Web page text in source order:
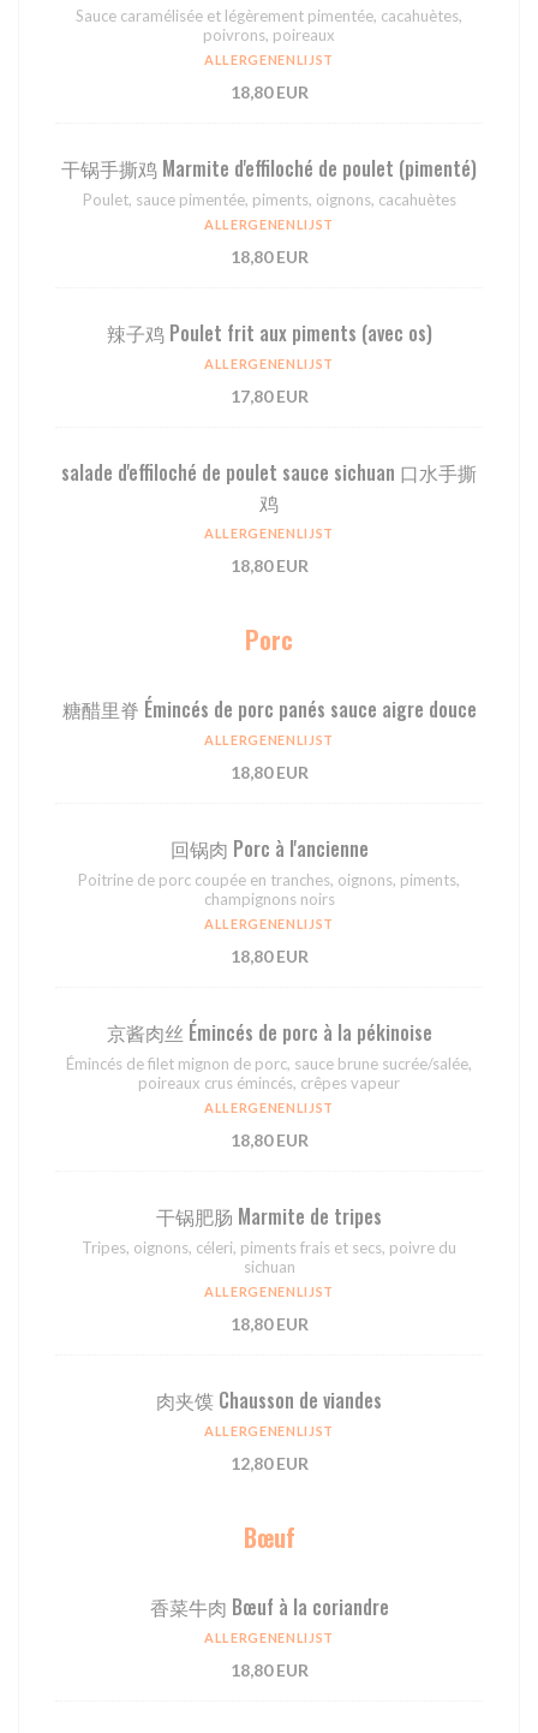
Sauce caramélisée et légèrement pimentée, cacahuètes,
poivrons, poireaux
ALLERGENENLIJST
18,80 EUR
⼲锅⼿撕鸡 Marmite d'effiloché de poulet (pimenté)
Poulet, sauce pimentée, piments, oignons, cacahuètes
ALLERGENENLIJST
18,80 EUR
辣⼦鸡 Poulet frit aux piments (avec os)
ALLERGENENLIJST
17,80 EUR
salade d'effiloché de poulet sauce sichuan 口水手撕
鸡
ALLERGENENLIJST
18,80 EUR
Porc
糖醋⾥脊 Émincés de porc panés sauce aigre douce
ALLERGENENLIJST
18,80 EUR
回锅⾁ Porc à l'ancienne
Poitrine de porc coupée en tranches, oignons, piments,
champignons noirs
ALLERGENENLIJST
18,80 EUR
京酱⾁丝 Émincés de porc à la pékinoise
Émincés de filet mignon de porc, sauce brune sucrée/salée,
poireaux crus émincés, crêpes vapeur
ALLERGENENLIJST
18,80 EUR
⼲锅肥肠 Marmite de tripes
Tripes, oignons, céleri, piments frais et secs, poivre du
sichuan
ALLERGENENLIJST
18,80 EUR
肉夹馍 Chausson de viandes
ALLERGENENLIJST
12,80 EUR
Bœuf
⾹菜⽜⾁ Bœuf à la coriandre
ALLERGENENLIJST
18,80 EUR